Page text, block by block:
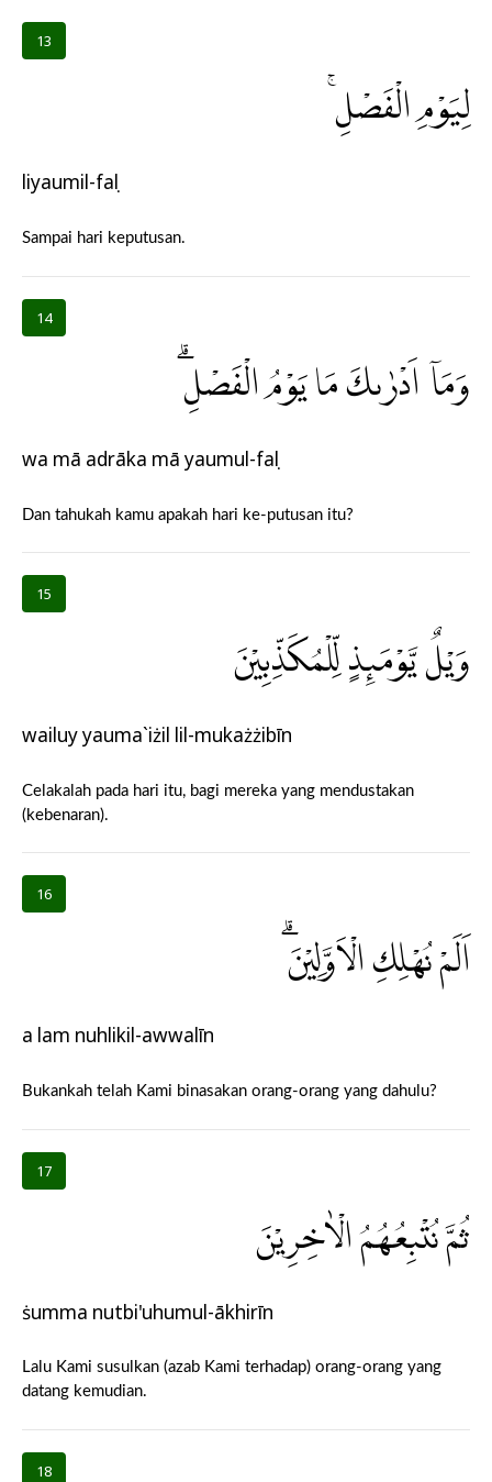
13
لِيَوْمِ الْفَصْلِۚ
liyaumil-faṣl
Sampai hari keputusan.
14
وَمَآ اَدْرٰىكَ مَا يَوْمُ الْفَصْلِۗ
wa mā adrāka mā yaumul-faṣl
Dan tahukah kamu apakah hari ke-putusan itu?
15
وَيْلٌ يَّوْمَىِٕذٍ لِّلْمُكَذِّبِيْنَ
wailuy yauma`iżil lil-mukażżibīn
Celakalah pada hari itu, bagi mereka yang mendustakan
(kebenaran).
16
اَلَمْ نُهْلِكِ الْاَوَّلِيْنَۗ
a lam nuhlikil-awwalīn
Bukankah telah Kami binasakan orang-orang yang dahulu?
17
ثُمَّ نُتْبِعُهُمُ الْاٰخِرِيْنَ
ṡumma nutbi'uhumul-ākhirīn
Lalu Kami susulkan (azab Kami terhadap) orang-orang yang
datang kemudian.
18